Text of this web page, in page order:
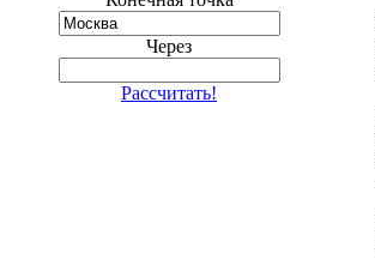
Через
Рассчитать!